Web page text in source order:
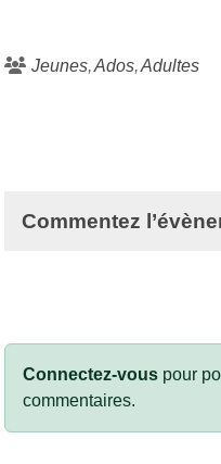
Jeunes Ados Adultes
Commentez
Connectez-vous pour
commentaires.